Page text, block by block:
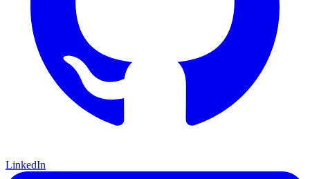
LinkedIn